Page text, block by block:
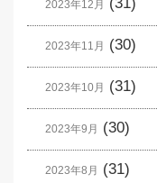
2023年12月
2023年11月 (30)
2023年10月 (31)
2023年9月 (30)
2023年8月 (31)